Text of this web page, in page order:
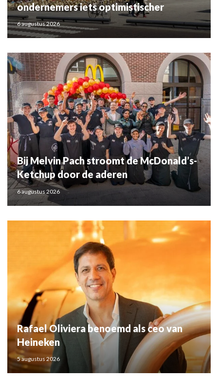
ondernemers iets optimistischer
6 augustus 2026
Bij Melvin Pach stroomt de McDonald’s-
Ketchup door de aderen
6 augustus 2026
Rafael Oliviera benoemd als ceo van
Heineken
5 augustus 2026